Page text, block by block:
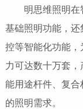
明思维照明
基础照明功能，
控等智能化功能
力可达数十万套
能用途杆件、复
的照明需求。